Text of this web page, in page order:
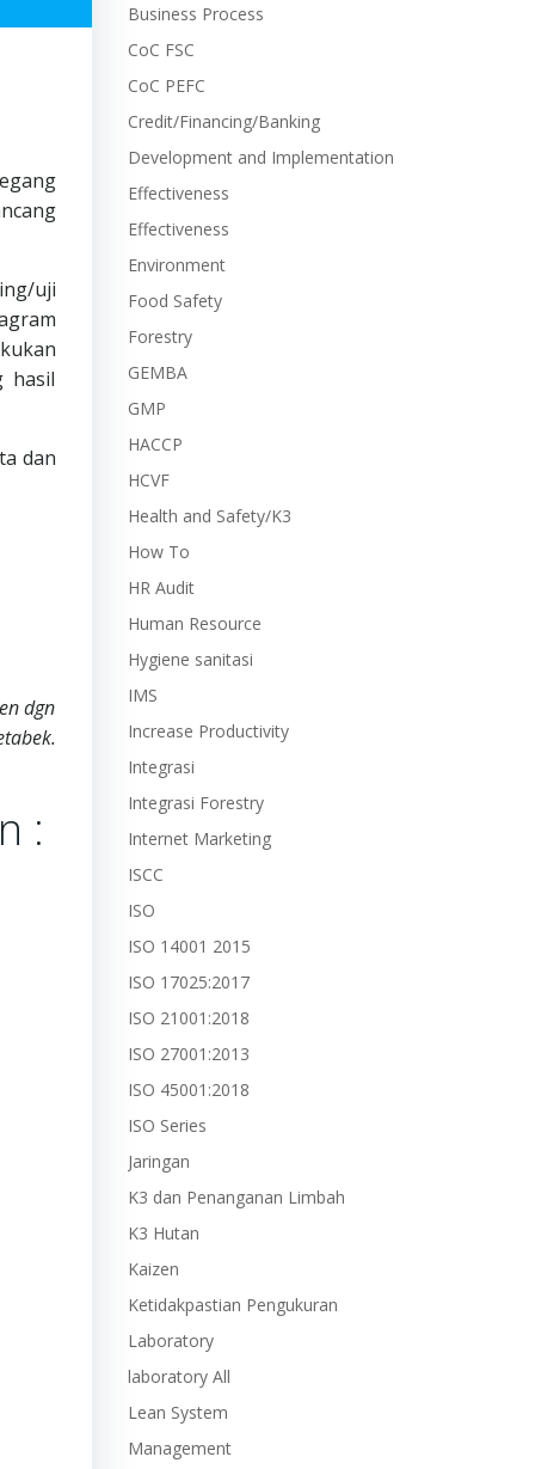
uji
hasil
dan
dgn
:
Business Process
CoC FSC
CoC PEFC
Credit/Financing/Banking
Development and Implementation
Effectiveness
Effectiveness
Environment
Food Safety
Forestry
GEMBA
GMP
HACCP
HCVF
Health and Safety/K3
How To
HR Audit
Human Resource
Hygiene sanitasi
IMS
Increase Productivity
Integrasi
Integrasi Forestry
Internet Marketing
ISCC
ISO
ISO 14001 2015
ISO 17025:2017
ISO 21001:2018
ISO 27001:2013
ISO 45001:2018
ISO Series
Jaringan
K3 dan Penanganan Limbah
K3 Hutan
Kaizen
Ketidakpastian Pengukuran
Laboratory
laboratory All
Lean System
Management